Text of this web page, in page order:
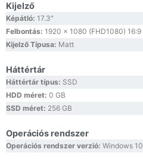
Kijelző
Képátló: 17.3″
Felbontás: 1920 x 1080 (FHD1080) 16:9
Kijelző Típusa: Matt
Háttértár
Háttértár típus: SSD
HDD méret: 0 GB
SSD méret: 256 GB
Operációs rendszer
Operációs rendszer verzió: Windows 10